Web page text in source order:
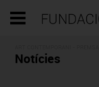
Notícies